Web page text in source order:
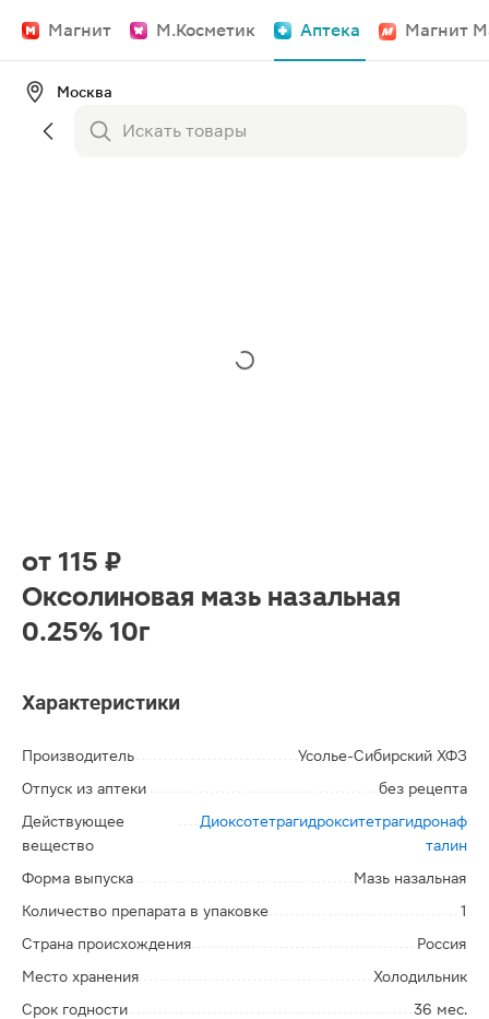
Магнит М.Косметик Аптека Магнит
Москва
от 115 ₽
Оксолиновая мазь назальная
0.25% 10г
Характеристики
Производитель
Усолье-Сибирский ХФЗ
Отпуск из аптеки
без рецепта
Действующее
вещество
Диоксотетрагидрокситетрагидронаф
талин
Форма выпуска
Мазь назальная
Количество препарата в упаковке
1
Страна происхождения
Россия
Место хранения
Холодильник
Срок годности
36 мес.